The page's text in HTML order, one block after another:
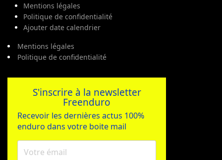
Mentions légales
Politique de confidentialité
Ajouter date calendrier
Mentions légales
Politique de confidentialité
S'inscrire à la newsletter
Freenduro
Recevoir les dernières actus 100%
enduro dans votre boite mail